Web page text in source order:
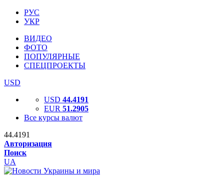
РУС
УКР
ВИДЕО
ФОТО
ПОПУЛЯРНЫЕ
СПЕЦПРОЕКТЫ
USD
USD 44.4191
EUR 51.2905
Все курсы валют
44.4191
Авторизация
Поиск
UA